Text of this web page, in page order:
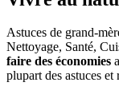
Astuces de grand-
Nettoyage, Santé,
faire des économies
plupart des astuces et